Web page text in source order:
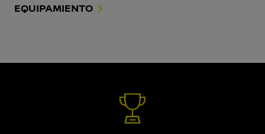
EQUIPAMIENTO